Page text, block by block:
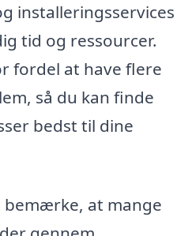
installeringsservices
tid og ressourcer.
fordel at have flere
så du kan finde
bedst til dine
at mange